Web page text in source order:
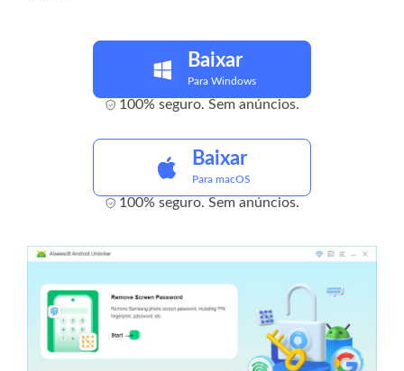
Baixar
Para Windows
100% seguro. Sem anúncios.
Baixar
Para macOS
100% seguro. Sem anúncios.